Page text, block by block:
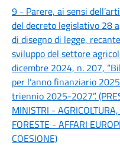
9 - Parere, ai sensi
del decreto legislativo 28
di disegno di legge,
sviluppo del settore
dicembre 2024, n. 207,
per l’anno finanziario
triennio 2025-2027”.
MINISTRI -
FORESTE - AFFARI
COESIONE)